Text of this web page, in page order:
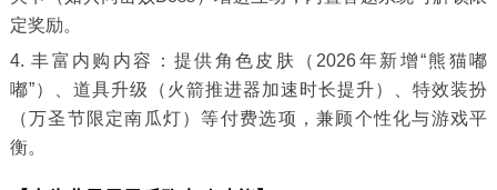
定奖励。
4. 丰富内购内容：提供角色皮肤（2026年新增“熊猫嘟
嘟”）、道具升级（火箭推进器加速时长提升）、特效装扮
（万圣节限定南瓜灯）等付费选项，兼顾个性化与游戏平
衡。